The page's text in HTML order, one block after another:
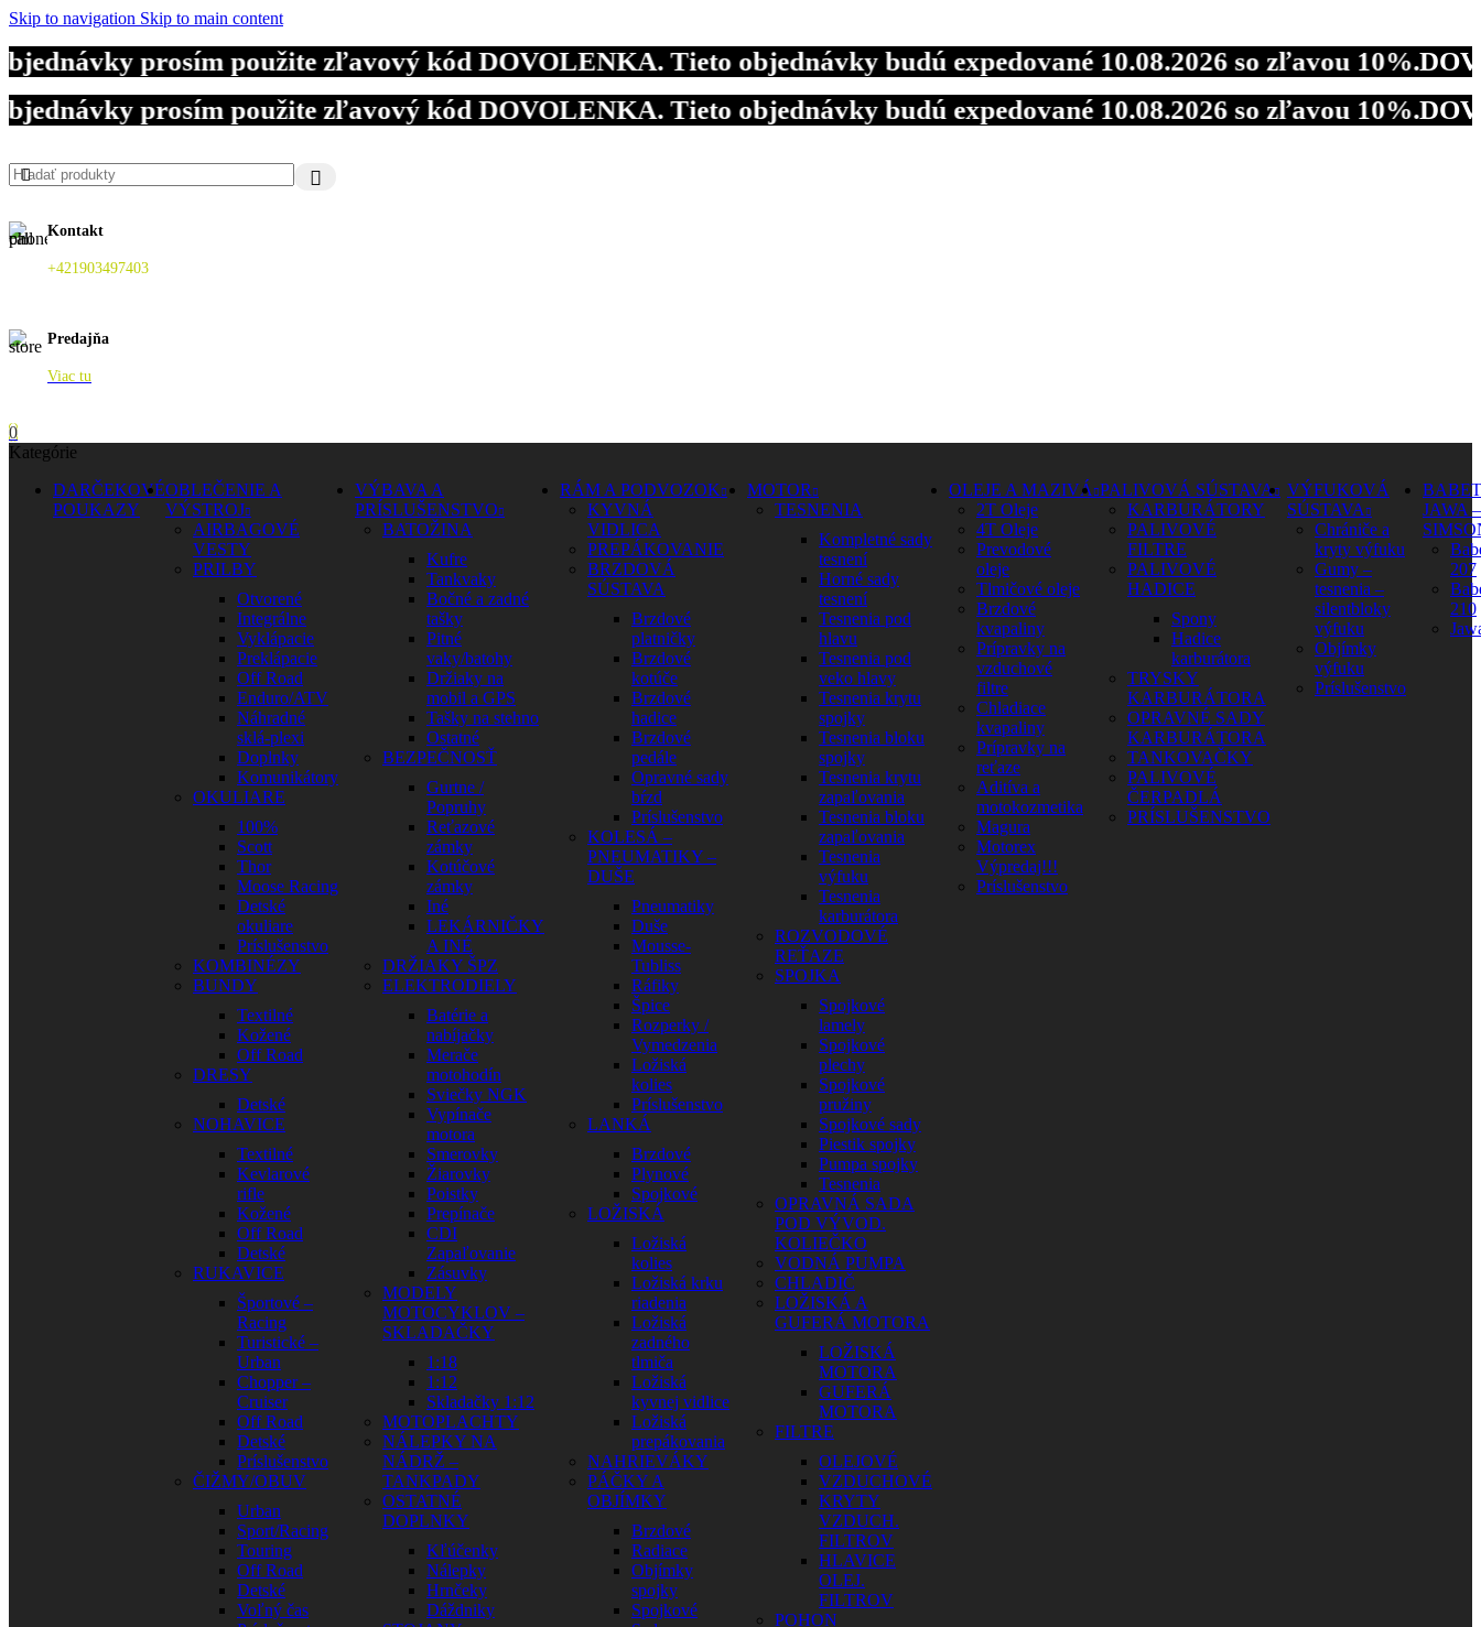
Skip to navigation Skip to main content
prosím použite zľavový kód DOVOLENKA. Tieto objednávky budú expedované 10.08.2026 so zľavou 10%.
prosím použite zľavový kód DOVOLENKA. Tieto objednávky budú expedované 10.08.2026 so zľavou 10%.
prosím použite zľavový kód DOVOLENKA. Tieto objednávky budú expedované 10.08.2026 so zľavou 10%.
Kontakt
+421903497403
Predajňa
Viac tu
0
Kategórie
DARČEKOVÉ
POUKAZY
OBLEČENIE A
VÝSTROJ
AIRBAGOVÉ
VESTY
PRILBY
Otvorené
Integrálne
Vyklápacie
Preklápacie
Off Road
Enduro/ATV
Náhradné
sklá-plexi
Doplnky
Komunikátory
OKULIARE
100%
Scott
Thor
Moose Racing
Detské
okuliare
Príslušenstvo
KOMBINÉZY
BUNDY
Textilné
Kožené
Off Road
DRESY
Detské
NOHAVICE
Textilné
Kevlarové
rifle
Kožené
Off Road
Detské
RUKAVICE
Športové –
Racing
Turistické –
Urban
Chopper –
Cruiser
Off Road
Detské
Príslušenstvo
ČIŽMY/OBUV
Urban
Sport/Racing
Touring
Off Road
Detské
Voľný čas
VÝBAVA A
PRÍSLUŠENSTVO
BATOŽINA
Kufre
Tankvaky
Bočné a zadné
tašky
Pitné
vaky/batohy
Držiaky na
mobil a GPS
Tašky na stehno
Ostatné
BEZPEČNOSŤ
Gurtne /
Popruhy
Reťazové
zámky
Kotúčové
zámky
Iné
LEKÁRNIČKY
A INÉ
DRŽIAKY ŠPZ
ELEKTRODIELY
Batérie a
nabíjačky
Merače
motohodín
Sviečky NGK
Vypínače
motora
Smerovky
Žiarovky
Poistky
Prepínače
CDI
Zapaľovanie
Zásuvky
MODELY
MOTOCYKLOV –
SKLADAČKY
1:18
1:12
Skladačky 1:12
MOTOPLACHTY
NÁLEPKY NA
NÁDRŽ –
TANKPADY
OSTATNÉ
DOPLNKY
Kľúčenky
Nálepky
Hrnčeky
Dáždniky
RÁM A PODVOZOK
KYVNÁ
VIDLICA
PREPÁKOVANIE
BRZDOVÁ
SÚSTAVA
Brzdové
platničky
Brzdové
kotúče
Brzdové
hadice
Brzdové
pedále
Opravné sady
bŕzd
Príslušenstvo
KOLESÁ –
PNEUMATIKY –
DUŠE
Pneumatiky
Duše
Mousse-
Tubliss
Ráfiky
Špice
Rozperky /
Vymedzenia
Ložiská
kolies
Príslušenstvo
LANKÁ
Brzdové
Plynové
Spojkové
LOŽISKÁ
Ložiská
kolies
Ložiská krku
riadenia
Ložiská
zadného
tlmiča
Ložiská
kyvnej vidlice
Ložiská
prepákovania
NAHRIEVÁKY
PÁČKY A
OBJÍMKY
Brzdové
Radiace
Objímky
spojky
Spojkové
MOTOR
TESNENIA
Kompletné sady
tesnení
Horné sady
tesnení
Tesnenia pod
hlavu
Tesnenia pod
veko hlavy
Tesnenia krytu
spojky
Tesnenia bloku
spojky
Tesnenia krytu
zapaľovania
Tesnenia bloku
zapaľovania
Tesnenia
výfuku
Tesnenia
karburátora
ROZVODOVÉ
REŤAZE
SPOJKA
Spojkové
lamely
Spojkové
plechy
Spojkové
pružiny
Spojkové sady
Piestik spojky
Pumpa spojky
Tesnenia
OPRAVNÁ SADA
POD VÝVOD.
KOLIEČKO
VODNÁ PUMPA
CHLADIČ
LOŽISKÁ A
GUFERÁ MOTORA
LOŽISKÁ
MOTORA
GUFERÁ
MOTORA
FILTRE
OLEJOVÉ
VZDUCHOVÉ
KRYTY
VZDUCH.
FILTROV
HLAVICE
OLEJ.
FILTROV
POHON
OLEJE A MAZIVÁ
2T Oleje
4T Oleje
Prevodové
oleje
Tlmičové oleje
Brzdové
kvapaliny
Prípravky na
vzduchové
filtre
Chladiace
kvapaliny
Prípravky na
reťaze
Aditíva a
motokozmetika
Magura
Motorex
Výpredaj!!!
Príslušenstvo
PALIVOVÁ SÚSTAVA
KARBURÁTORY
PALIVOVÉ
FILTRE
PALIVOVÉ
HADICE
Spony
Hadice
karburátora
TRYSKY
KARBURÁTORA
OPRAVNÉ SADY
KARBURÁTORA
TANKOVAČKY
PALIVOVÉ
ČERPADLÁ
PRÍSLUŠENSTVO
VÝFUKOVÁ
SÚSTAVA
Chrániče a
kryty výfuku
Gumy –
tesnenia –
silentbloky
výfuku
Objímky
výfuku
Príslušenstvo
JAWA –
207
210